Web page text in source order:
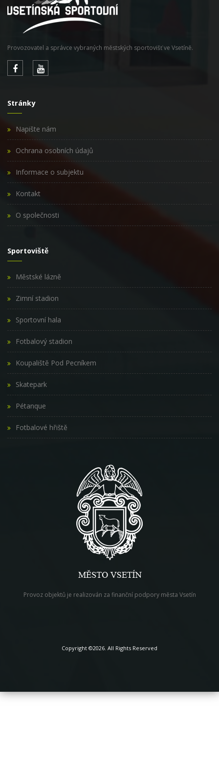
Provozovatel a správce vybraných městských sportovišť ve Vsetíně.
Stránky
Napište nám
Ochrana osobních údajů
Informace o subjektu
Kontakt
O společnosti
Sportoviště
Městské lázně
Zimní stadion
Sportovní hala
Fotbalový stadion
Koupaliště Pod Pecníkem
Skatepark
Pétanque
Fotbalové hřiště
Provoz objektů je realizován za finanční podpory města Vsetín
Copyright ©2026. All Rights Reserved